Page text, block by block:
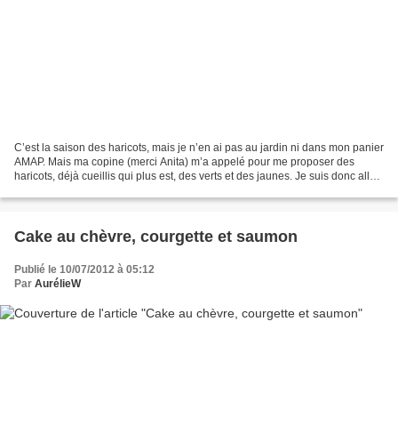
C’est la saison des haricots, mais je n’en ai pas au jardin ni dans mon panier
AMAP. Mais ma copine (merci Anita) m’a appelé pour me proposer des
haricots, déjà cueillis qui plus est, des verts et des jaunes. Je suis donc allée
Cake au chèvre, courgette et saumon
Publié le 10/07/2012 à 05:12
Par AurélieW